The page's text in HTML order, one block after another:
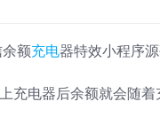
额充电器特效小程序
充电器后余额就会随